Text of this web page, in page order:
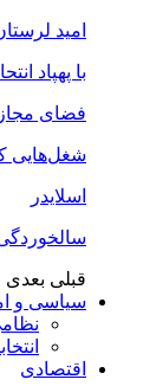
امید
با پهپاد انتحاری
فضای
شغل‌‌هایی
اسلایدر
قبلی بعدی
سیاسی و
اقتصادی